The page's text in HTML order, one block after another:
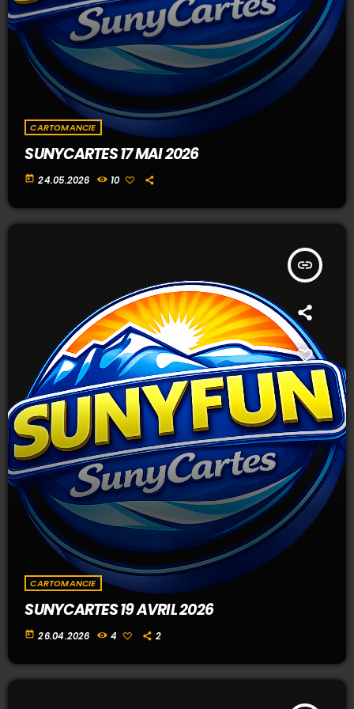
CARTOMANCIE
SUNYCARTES 17 MAI 2026
today 24.05.2026 10
insert_link
CARTOMANCIE
SUNYCARTES 19 AVRIL 2026
today 26.04.2026 4 2